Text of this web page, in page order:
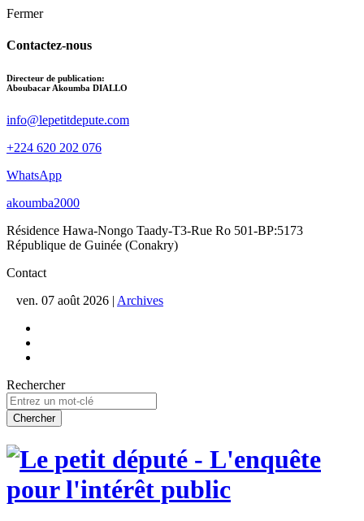
Fermer
Contactez-nous
Directeur de publication:
Aboubacar Akoumba DIALLO
info@lepetitdepute.com
+224 620 202 076
WhatsApp
akoumba2000
Résidence Hawa-Nongo Taady-T3-Rue Ro 501-BP:5173
République de Guinée (Conakry)
Contact
ven. 07 août 2026 | Archives
Rechercher